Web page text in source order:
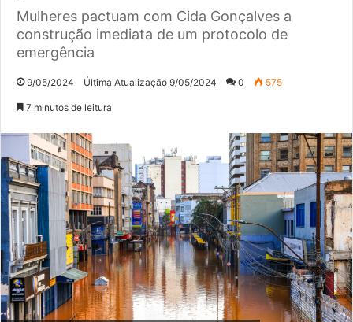
Mulheres pactuam com Cida Gonçalves a
construção imediata de um protocolo de
emergência
9/05/2024 Última Atualização 9/05/2024 0 575
7 minutos de leitura